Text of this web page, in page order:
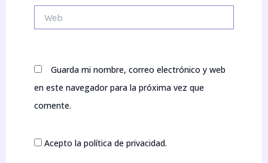
Guarda mi nombre, correo electrónico y web
en este navegador para la próxima vez que
comente.
Acepto la política de privacidad.